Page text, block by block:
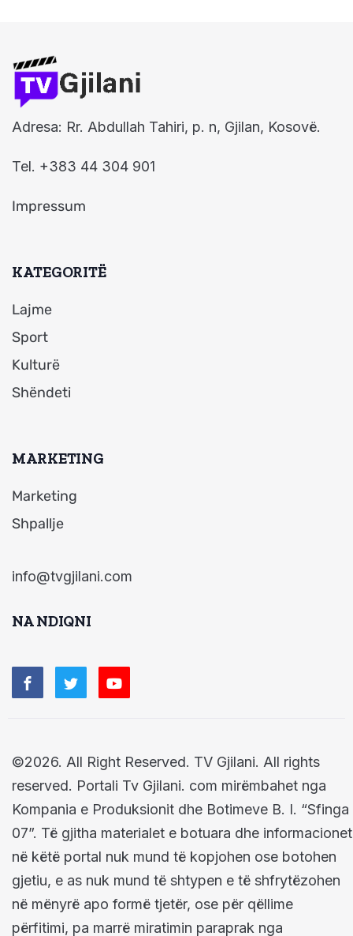
Adresa: Rr. Abdullah Tahiri, p. n, Gjilan, Kosovë.
Tel. +383 44 304 901
Impressum
KATEGORITË
Lajme
Sport
Kulturë
Shëndeti
MARKETING
Marketing
Shpallje
info@tvgjilani.com
NA NDIQNI
©2026. All Right Reserved. TV Gjilani. All rights
reserved. Portali Tv Gjilani. com mirëmbahet nga
Kompania e Produksionit dhe Botimeve B. I. “Sfinga
07”. Të gjitha materialet e botuara dhe informacionet
në këtë portal nuk mund të kopjohen ose botohen
gjetiu, e as nuk mund të shtypen e të shfrytëzohen
në mënyrë apo formë tjetër, ose për qëllime
përfitimi, pa marrë miratimin paraprak nga